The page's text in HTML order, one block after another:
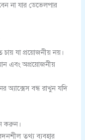
না যার ডেভেলপার
যা প্রয়োজনীয় নয়।
এবং অপ্রয়োজনীয়
অ্যাক্সেস বন্ধ রাখুন যদি
করুন।
তথ্য ব্যবহার